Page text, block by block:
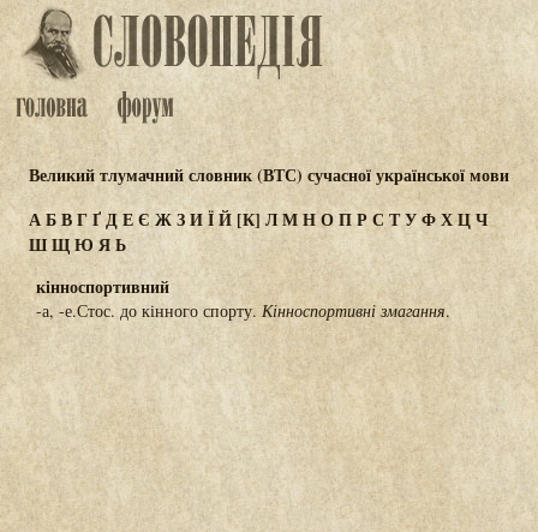
Великий тлумачний словник (ВТС) сучасної української мови
АБВГҐДЕЄ ЖЗИЇЙ [К] ЛМНОПР СТУФХЦЧ
ШЩЮЯЬ
кінноспортивний
-а, -е.Стос. до кінного спорту. Кінноспортивні змагання.